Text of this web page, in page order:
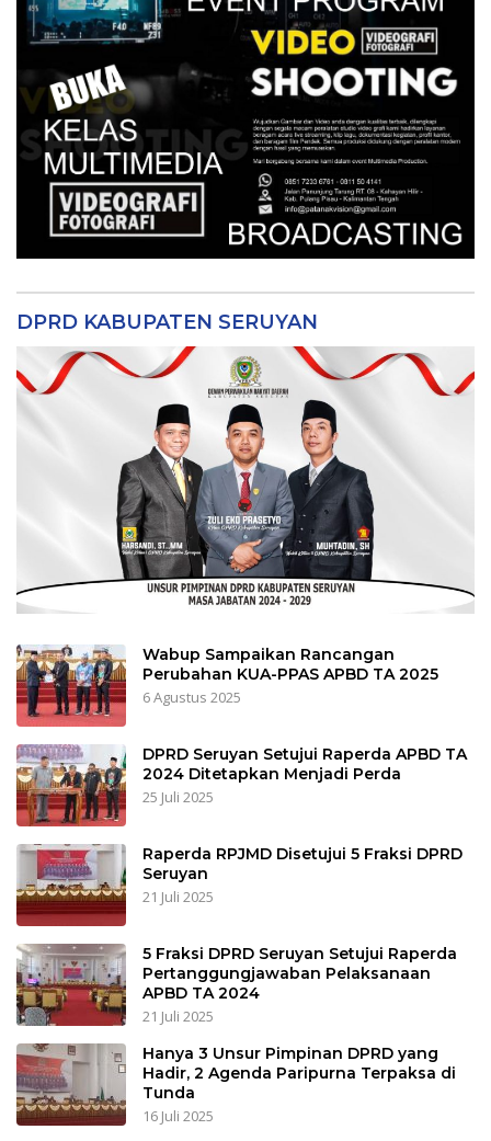
DPRD KABUPATEN SERUYAN
Wabup Sampaikan Rancangan
Perubahan KUA-PPAS APBD TA 2025
6 Agustus 2025
DPRD Seruyan Setujui Raperda APBD TA
2024 Ditetapkan Menjadi Perda
25 Juli 2025
Raperda RPJMD Disetujui 5 Fraksi DPRD
Seruyan
21 Juli 2025
5 Fraksi DPRD Seruyan Setujui Raperda
Pertanggungjawaban Pelaksanaan
APBD TA 2024
21 Juli 2025
Hanya 3 Unsur Pimpinan DPRD yang
Hadir, 2 Agenda Paripurna Terpaksa di
Tunda
16 Juli 2025